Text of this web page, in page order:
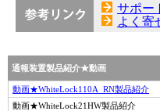
サポー
よく寄
通報装置製品紹介★動画
動画★WhiteLock110A_RN製品紹介
動画★WhiteLock21HW製品紹介